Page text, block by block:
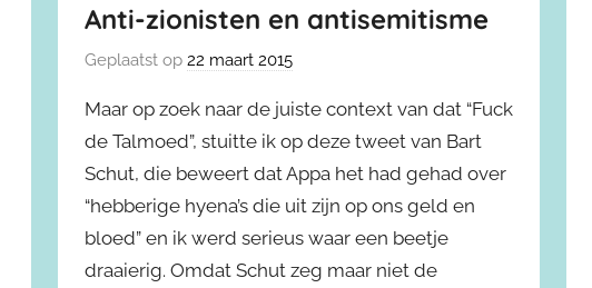
Anti-zionisten en antisemitisme
Geplaatst op22 maart 2015
Maar op zoek naar de juiste context van dat “Fuck
de Talmoed”, stuitte ik op deze tweet van Bart
Schut, die beweert dat Appa het had gehad over
“hebberige hyena’s die uit zijn op ons geld en
bloed” en ik werd serieus waar een beetje
draaierig. Omdat Schut zeg maar niet de